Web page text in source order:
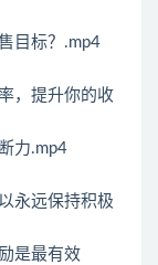
目标？.mp4
，提升你的收
力.mp4
永远保持积极
是最有效